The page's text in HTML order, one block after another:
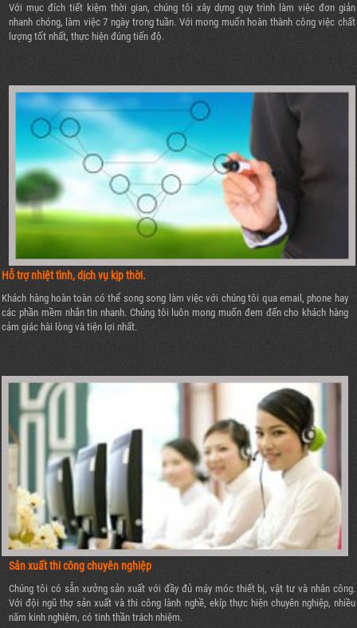
Với mục đích tiết kiệm thời gian, chúng tôi xây dựng quy trình làm việc đơn giản
nhanh chóng, làm việc 7 ngày trong tuần. Với mong muốn hoàn thành công việc chất
lượng tốt nhất, thực hiện đúng tiến độ.
Hỗ trợ nhiệt tình, dịch vụ kịp thời.
Khách hàng hoàn toàn có thể song song làm việc với chúng tôi qua email, phone hay
các phần mềm nhắn tin nhanh. Chúng tôi luôn mong muốn đem đến cho khách hàng
cảm giác hài lòng và tiện lợi nhất.
Sản xuất thi công chuyên nghiệp
Chúng tôi có sẵn xưởng sản xuất với đầy đủ máy móc thiết bị, vật tư và nhân công.
Với đội ngũ thợ sản xuất và thi công lành nghề, ekíp thực hiện chuyên nghiệp, nhiều
năm kinh nghiệm, có tinh thần trách nhiệm.